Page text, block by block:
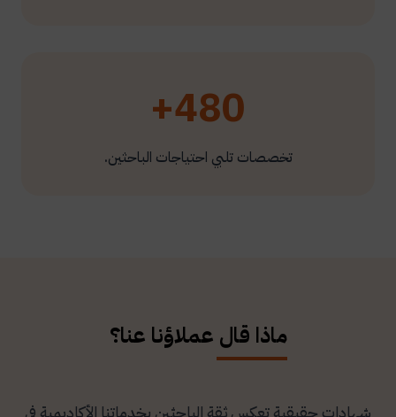
480+
تخصصات تلبي احتياجات الباحثين.
ماذا قال عملاؤنا عنا؟